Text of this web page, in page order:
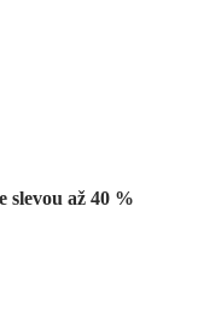
slevou až 40 %